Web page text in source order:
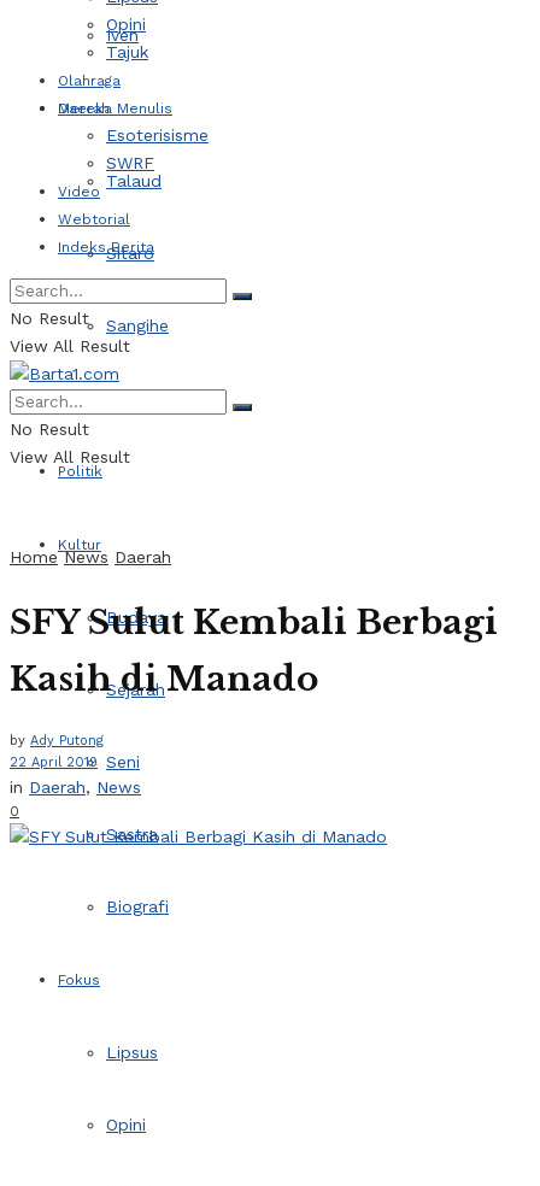
Iven
Daerah
Talaud
Sitaro
Sangihe
Politik
Kultur
Budaya
Sejarah
Seni
Sastra
Biografi
Fokus
Lipsus
Opini
Opini
Tajuk
Olahraga
Mereka Menulis
Esoterisisme
SWRF
Video
Webtorial
Indeks Berita
No Result
View All Result
No Result
View All Result
Home News Daerah
SFY Sulut Kembali Berbagi
Kasih di Manado
by Ady Putong
22 April 2019
in Daerah, News
0